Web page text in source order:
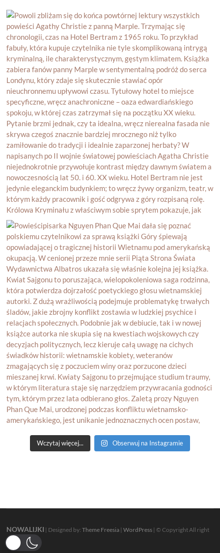
Wczytaj więcej... Obserwuj na Instagramie
NOWALIJKI | Designed by:Theme Freesia |WordPress | © Copyright All right
reserved